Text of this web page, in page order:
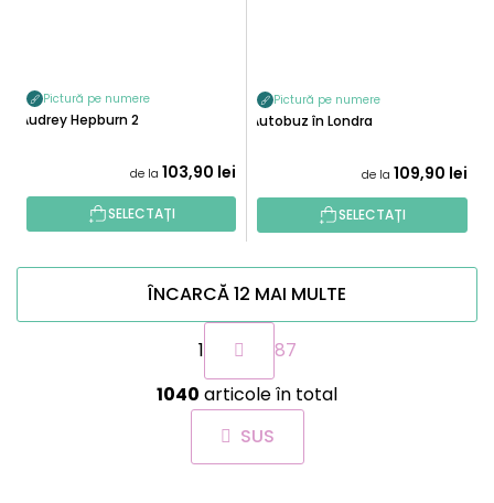
Pictură pe numere
Audrey Hepburn 2
de la 103,90 lei
SELECTAȚI
Pictură pe numere
Autobuz în Londra
de la 109,90 lei
SELECTAȚI
C
o
n
t
r
ÎNCARCĂ 12 MAI MULTE
P
g
i
n
a
r
1
87
1040 articole în total
SUS